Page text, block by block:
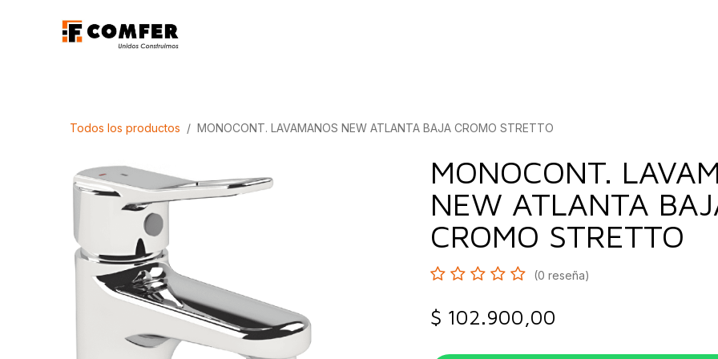
Todos los productos MONOCONT. LAVAMANOS NEW ATLANTA BAJA CROMO STRETTO
MONOCONT.
NEW ATLANTA
CROMO STRETTO
(0 reseña)
$ 102.900,00